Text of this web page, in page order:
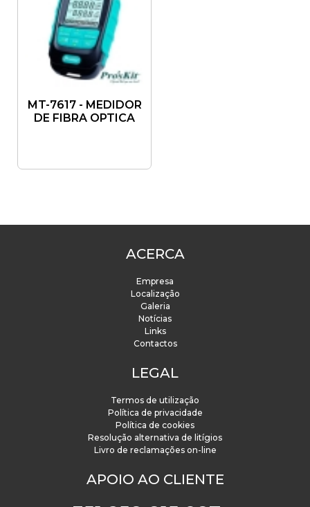
MT-7617 - MEDIDOR
DE FIBRA OPTICA
ACERCA
Empresa
Localização
Galeria
Notícias
Links
Contactos
LEGAL
Termos de utilização
Política de privacidade
Política de cookies
Resolução alternativa de litígios
Livro de reclamações on-line
APOIO AO CLIENTE